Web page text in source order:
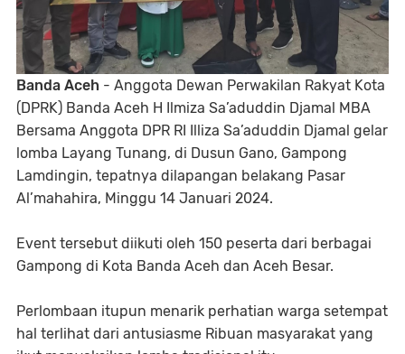
Banda Aceh - Anggota Dewan Perwakilan Rakyat Kota
(DPRK) Banda Aceh H Ilmiza Sa’aduddin Djamal MBA
Bersama Anggota DPR RI Illiza Sa’aduddin Djamal gelar
lomba Layang Tunang, di Dusun Gano, Gampong
Lamdingin, tepatnya dilapangan belakang Pasar
Al’mahahira, Minggu 14 Januari 2024.
Event tersebut diikuti oleh 150 peserta dari berbagai
Gampong di Kota Banda Aceh dan Aceh Besar.
Perlombaan itupun menarik perhatian warga setempat
hal terlihat dari antusiasme Ribuan masyarakat yang